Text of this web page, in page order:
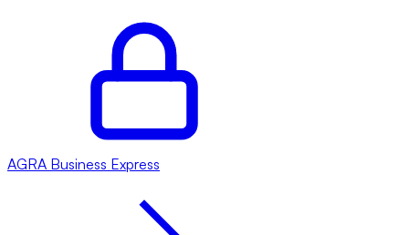
AGRA Business Express